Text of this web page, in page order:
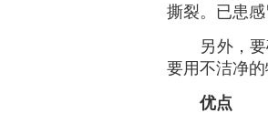
撕裂。已患
另外，要
要用不洁净的
优点